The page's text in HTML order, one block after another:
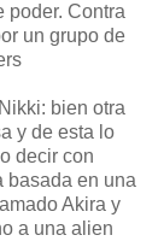
poder. Contra
un grupo de
bien otra
y de esta lo
decir con
basada en una
Akira y
a una alien